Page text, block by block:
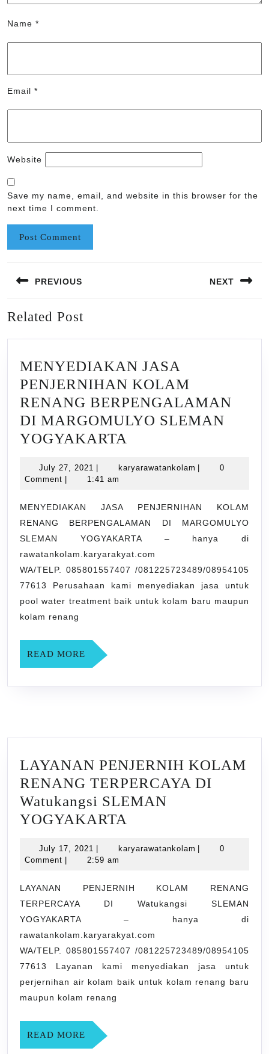
Name *
Email *
Website
Save my name, email, and website in this browser for the
next time I comment.
navigation
PREVIOUS
post:
NEXT
Related Post
MENYEDIAKAN JASA
PENJERNIHAN KOLAM
RENANG BERPENGALAMAN
DI MARGOMULYO SLEMAN
YOGYAKARTA
PENJERNIHAN
RENANG
BERPENGALAMAN
DI
MARGOMULYO
SLEMAN
YOGYAKARTA
July 27, 2021 July
27,
| karyarawatankolam |
0
Comment | 1:41 am
MENYEDIAKAN JASA PENJERNIHAN KOLAM
RENANG BERPENGALAMAN DI MARGOMULYO
SLEMAN YOGYAKARTA – hanya di
rawatankolam.karyarakyat.com
WA/TELP. 085801557407 /081225723489/08954105
77613 Perusahaan kami menyediakan jasa untuk
pool water treatment baik untuk kolam baru maupun
kolam renang
READ MORE READ
MORE
LAYANAN PENJERNIH KOLAM
RENANG TERPERCAYA DI
Watukangsi SLEMAN
YOGYAKARTA
KOLAM
TERPERCAYA
DI
Watukangsi
SLEMAN
YOGYAKARTA
July 17, 2021 July
17,
| karyarawatankolam |
0
Comment | 2:59 am
LAYANAN PENJERNIH KOLAM RENANG
TERPERCAYA DI Watukangsi SLEMAN
YOGYAKARTA – hanya di
rawatankolam.karyarakyat.com
WA/TELP. 085801557407 /081225723489/08954105
77613 Layanan kami menyediakan jasa untuk
perjernihan air kolam baik untuk kolam renang baru
maupun kolam renang
READ MORE READ
MORE